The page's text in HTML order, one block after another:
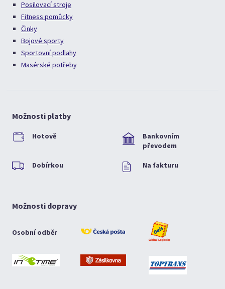
Posilovací stroje
Fitness pomůcky
Činky
Bojové sporty
Sportovní podlahy
Masérské potřeby
Možnosti platby
Hotově
Bankovním
převodem
Dobírkou Na fakturu
Možnosti dopravy
Osobní odběr